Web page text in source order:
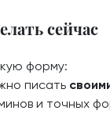
сейчас
форму:
писать
и точных